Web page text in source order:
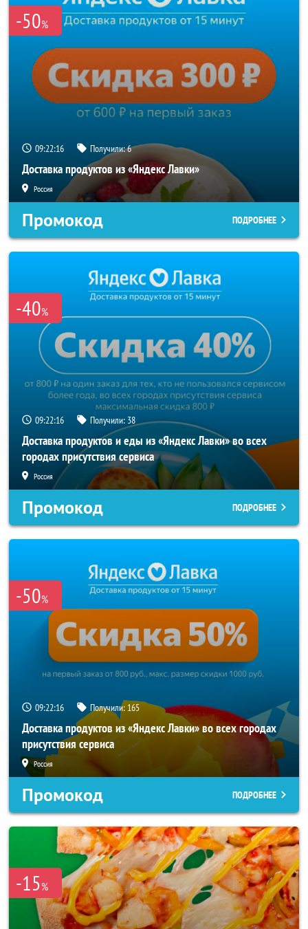
-50%
09:22:15 Получили:6
Доставка продуктов из «Яндекс Лавки»
Россия
Промокод ПОДРОБНЕЕ
-40%
09:22:15 Получили: 38
Доставка продуктов и еды из «Яндекс Лавки» во всех
городах присутствия сервиса
Россия
Промокод ПОДРОБНЕЕ
-50%
09:22:15 Получили: 165
Доставка продуктов из «Яндекс Лавки» во всех городах
присутствия сервиса
Россия
Промокод ПОДРОБНЕЕ
-15%